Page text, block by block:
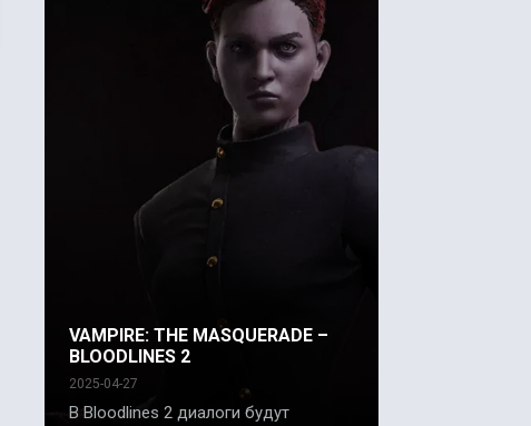
VAMPIRE: THE MASQUERADE –
BLOODLINES 2
2025-04-27
В Bloodlines 2 диалоги будут